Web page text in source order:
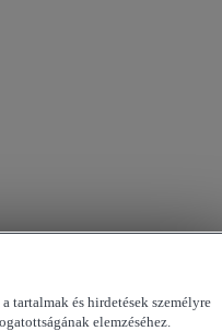
tartalmak és hirdetések személyre
elemzéséhez.